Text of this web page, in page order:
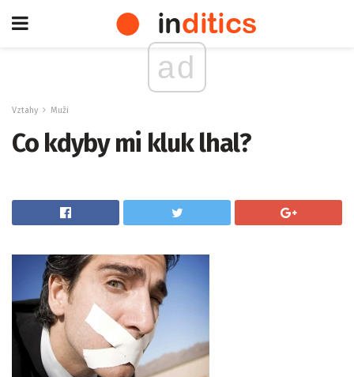
ad
Vztahy Muži
Co kdyby mi kluk lhal?